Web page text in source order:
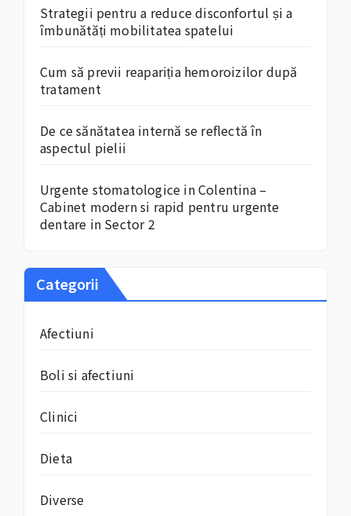
Strategii pentru a reduce disconfortul și a
îmbunătăți mobilitatea spatelui
Cum să previi reapariția hemoroizilor după
tratament
De ce sănătatea internă se reflectă în
aspectul pielii
Urgente stomatologice in Colentina –
Cabinet modern si rapid pentru urgente
dentare in Sector 2
Categorii
Afectiuni
Boli si afectiuni
Clinici
Dieta
Diverse